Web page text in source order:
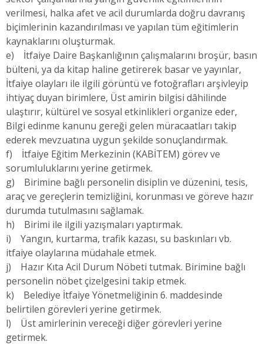
verilmesi, halka afet ve acil durumlarda doğru davranış
biçimlerinin kazandırılması ve yapılan tüm eğitimlerin
kaynaklarını oluşturmak.
e) İtfaiye Daire Başkanlığının çalışmalarını broşür, basın
bülteni, ya da kitap haline getirerek basar ve yayınlar,
İtfaiye olayları ile ilgili görüntü ve fotoğrafları arşivleyip
ihtiyaç duyan birimlere, Üst amirin bilgisi dâhilinde
ulaştırır, kültürel ve sosyal etkinlikleri organize eder,
Bilgi edinme kanunu gereği gelen müracaatları takip
ederek mevzuatına uygun şekilde sonuçlandırmak.
f) İtfaiye Eğitim Merkezinin (KABİTEM) görev ve
sorumluluklarını yerine getirmek.
g) Birimine bağlı personelin disiplin ve düzenini, tesis,
araç ve gereçlerin temizliğini, korunması ve göreve hazır
durumda tutulmasını sağlamak.
h) Birimi ile ilgili yazışmaları yaptırmak.
i) Yangın, kurtarma, trafik kazası, su baskınları vb.
itfaiye olaylarına müdahale etmek.
j) Hazır Kıta Acil Durum Nöbeti tutmak. Birimine bağlı
personelin nöbet çizelgesini takip etmek.
k) Belediye İtfaiye Yönetmeliğinin 6. maddesinde
belirtilen görevleri yerine getirmek.
l) Üst amirlerinin vereceği diğer görevleri yerine
getirmek.